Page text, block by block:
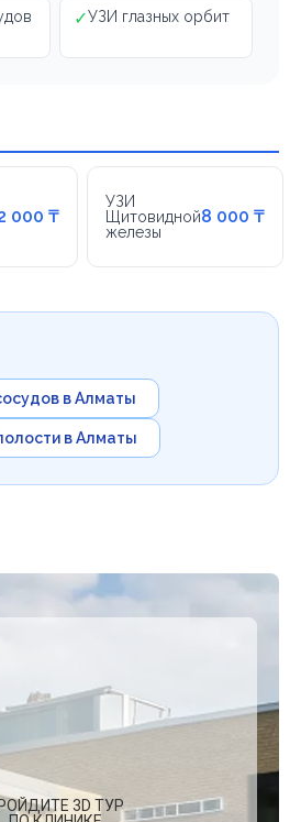
✓УЗИ глазных орбит
000 ₸
УЗИ
Щитовидной
железы
8 000 ₸
в Алматы
в Алматы
3D ТУР